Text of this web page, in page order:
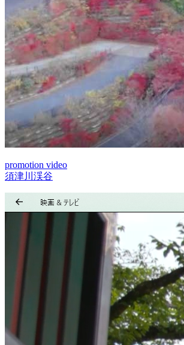
promotion video
須津川渓谷